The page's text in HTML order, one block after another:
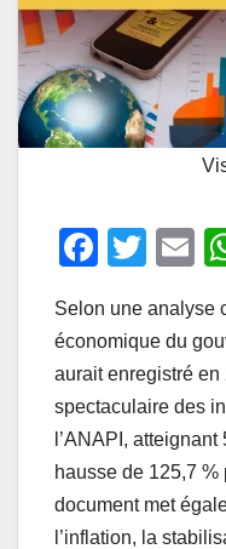
F
c
e
b
o
o
k
T
tt
er
E
Selon une analyse
économique du
aurait enregistré
spectaculaire des
l’ANAPI,
hausse de 125,7
document met
l’inflation, la